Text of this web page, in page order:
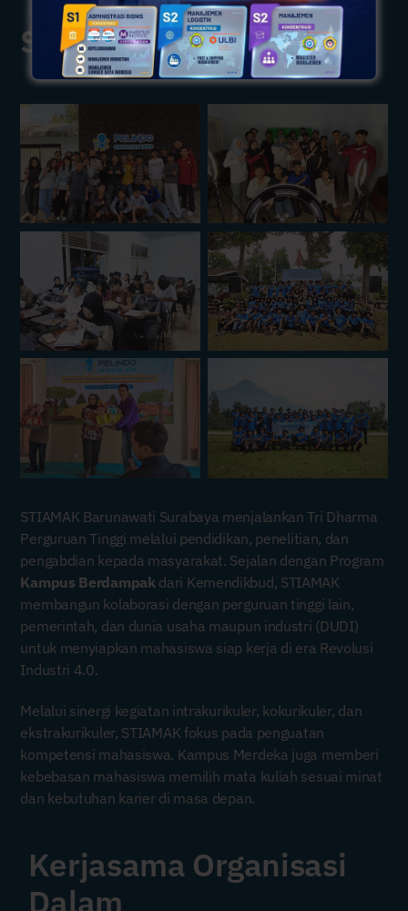
STIAMAK Mengajar
STIAMAK Barunawati Surabaya menjalankan Tri Dharma
Perguruan Tinggi melalui pendidikan, penelitian, dan
pengabdian kepada masyarakat. Sejalan dengan Program
Kampus Berdampakdari Kemendikbud, STIAMAK
membangun kolaborasi dengan perguruan tinggi lain,
pemerintah, dan dunia usaha maupun industri (DUDI)
untuk menyiapkan mahasiswa siap kerja di era Revolusi
Industri 4.0.
Melalui sinergi kegiatan intrakurikuler, kokurikuler, dan
ekstrakurikuler, STIAMAK fokus pada penguatan
kompetensi mahasiswa. Kampus Merdeka juga memberi
kebebasan mahasiswa memilih mata kuliah sesuai minat
dan kebutuhan karier di masa depan.
Kerjasama Organisasi
Dalam